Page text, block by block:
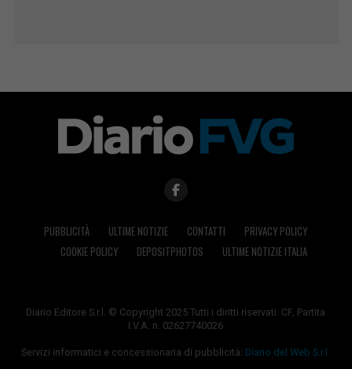
PUBBLICITÀ ULTIME NOTIZIE CONTATTI
PRIVACY POLICY
COOKIE POLICY
DEPOSITPHOTOS ULTIME NOTIZIE ITALIA
Diario Editore S.r.l. © Copyright 2025 Tutti i diritti riservati. CF, Partita
I.V.A. n. 02627740026
Servizi informatici e concessionaria di pubblicità: Diario del Web S.r.l.